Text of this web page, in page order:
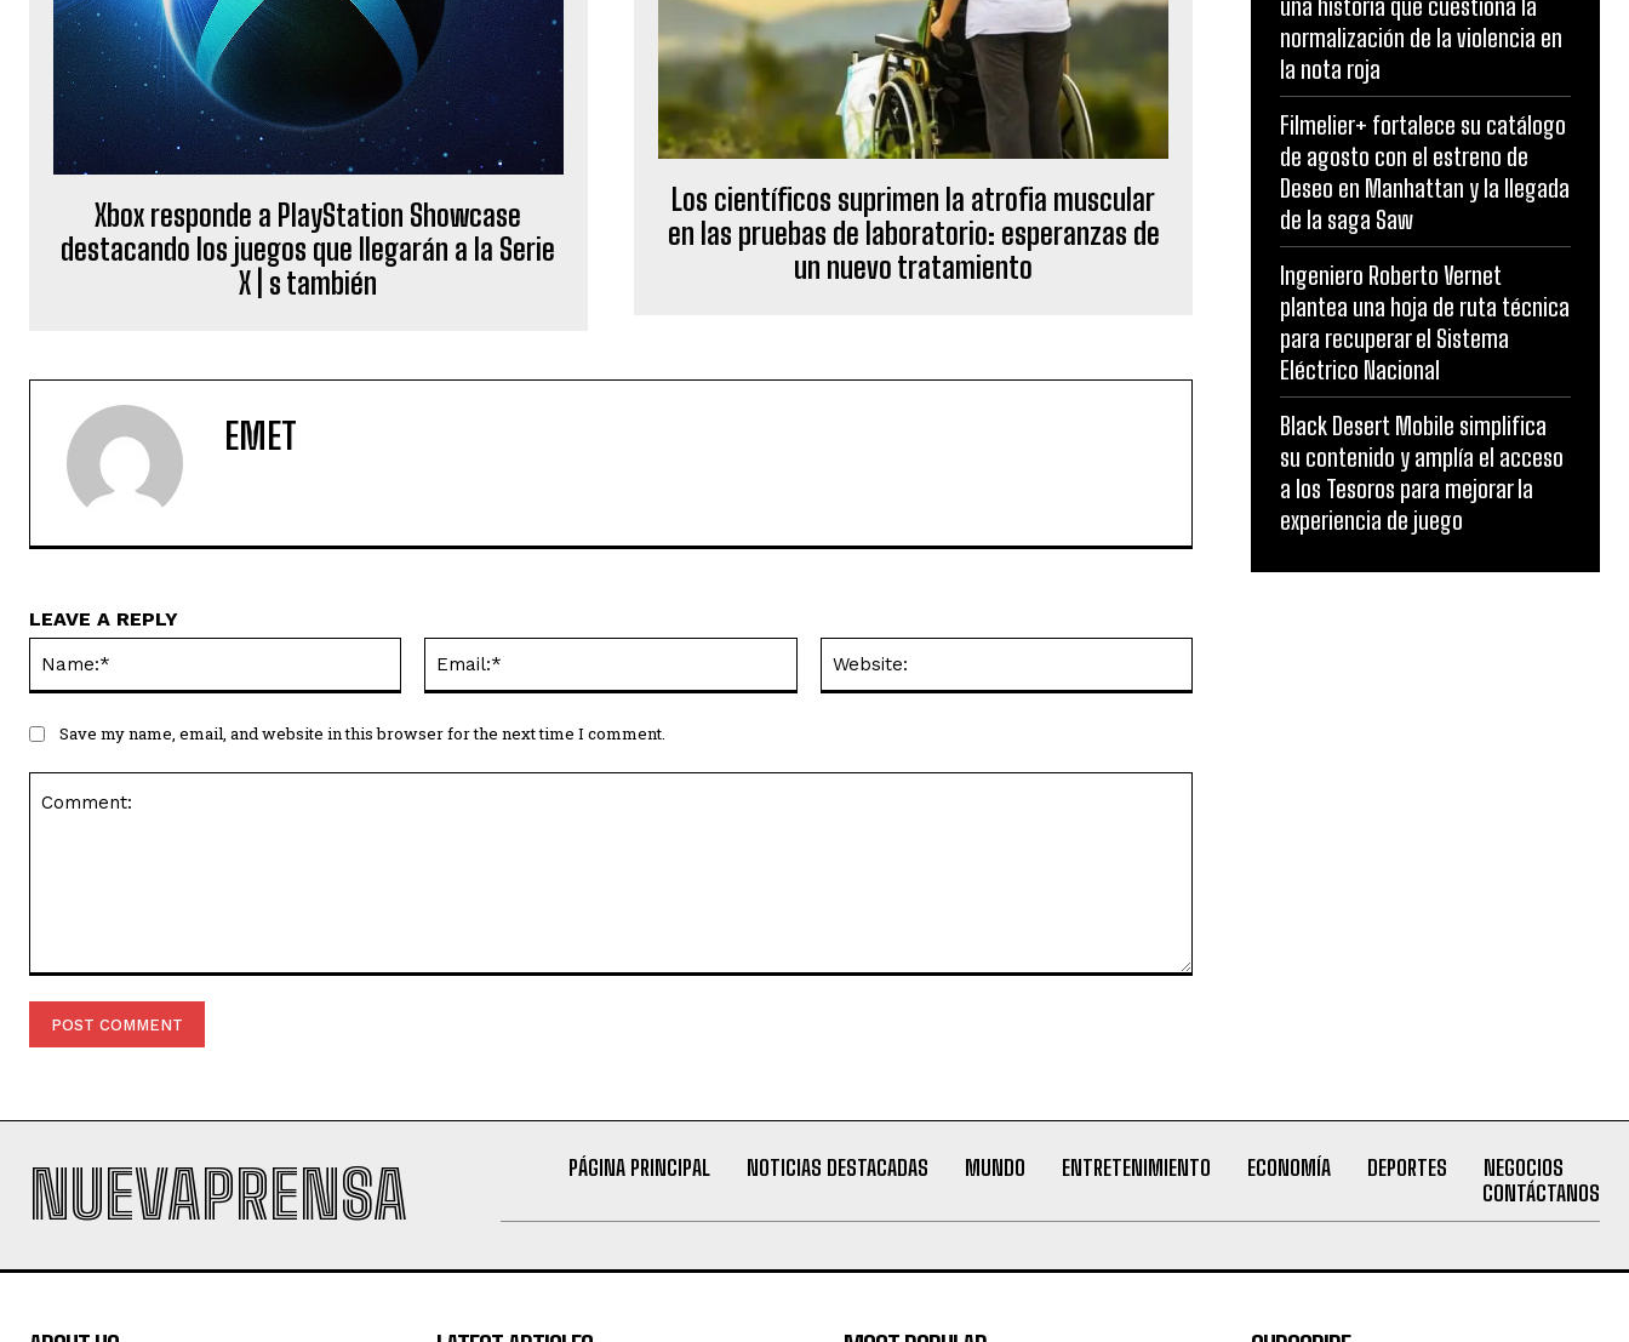
Xbox responde a PlayStation Showcase
destacando los juegos que llegarán a la Serie
X | s también
Los científicos suprimen la atrofia muscular
en las pruebas de laboratorio: esperanzas de
un nuevo tratamiento
EMET
LEAVE A REPLY
Save my name, email, and website in this browser for the next time I comment.
una historia que cuestiona la
normalización de la violencia en
la nota roja
Filmelier+ fortalece su catálogo
de agosto con el estreno de
Deseo en Manhattan y la llegada
de la saga Saw
Ingeniero Roberto Vernet
plantea una hoja de ruta técnica
para recuperar el Sistema
Eléctrico Nacional
Black Desert Mobile simplifica
su contenido y amplía el acceso
a los Tesoros para mejorar la
experiencia de juego
NUEVAPRENSA PÁGINA PRINCIPAL NOTICIAS DESTACADAS MUNDO ENTRETENIMIENTO ECONOMÍA DEPORTES
NEGOCIOS
CONTÁCTANOS